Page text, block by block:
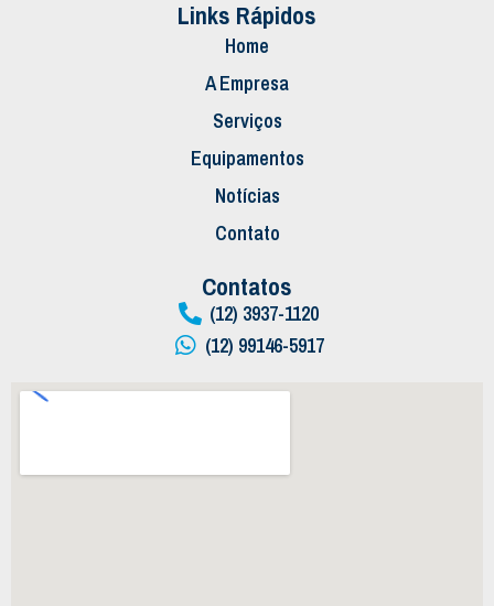
Links Rápidos
Home
A Empresa
Serviços
Equipamentos
Notícias
Contato
Contatos
(12) 3937-1120
(12) 99146-5917